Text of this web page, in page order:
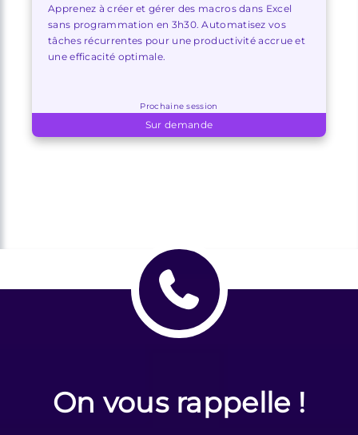
Apprenez à créer et gérer des macros dans Excel
sans programmation en 3h30. Automatisez vos
tâches récurrentes pour une productivité accrue et
une efficacité optimale.
Prochaine session
Sur demande
On vous rappelle !